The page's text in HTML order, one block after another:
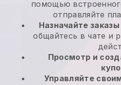
помощью
отправляйте
Назначайте
общайтесь в чате и
Просмотр и
Управляйте